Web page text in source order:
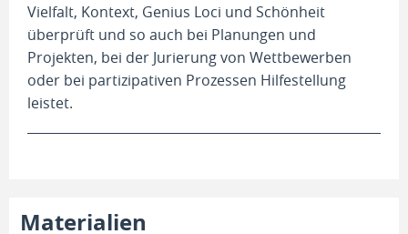
Vielfalt, Kontext, Genius Loci und Schönheit
überprüft und so auch bei Planungen und
Projekten, bei der Jurierung von Wettbewerben
oder bei partizipativen Prozessen Hilfestellung
leistet.
Materialien